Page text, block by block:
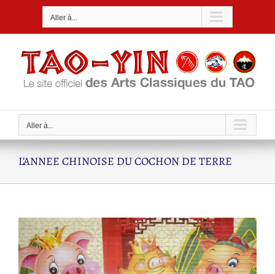
Aller à...
Aller à...
L’ANNEE CHINOISE DU COCHON DE TERRE
Voir
l'image
agrandie